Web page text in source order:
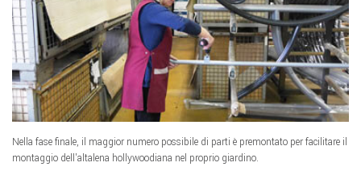
Nella fase finale, il maggior numero possibile di parti è premontato per facilitare il
montaggio dell'altalena hollywoodiana nel proprio giardino.